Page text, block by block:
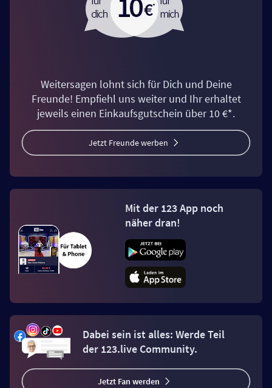
Weitersagen lohnt sich für Dich und Deine
Freunde! Empfiehl uns weiter und Ihr erhaltet
jeweils einen Einkaufsgutschein über 10 €*.
Jetzt Freunde werben
Mit der 123 App noch
näher dran!
Dabei sein ist alles: Werde Teil
der 123.live Community.
Jetzt Fan werden